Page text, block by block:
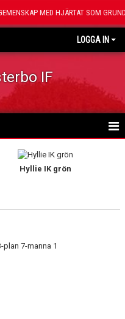
MED HJÄRTAT SOM
LOGGA IN
IF
Hyllie IK grön
plan 7-manna 1